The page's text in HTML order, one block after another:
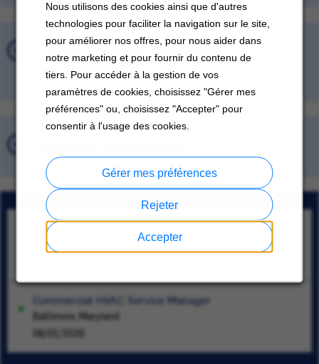
Nous utilisons des cookies ainsi que d'autres
technologies pour faciliter la navigation sur le site,
pour améliorer nos offres, pour nous aider dans
notre marketing et pour fournir du contenu de
tiers. Pour accéder à la gestion de vos
paramètres de cookies, choisissez "Gérer mes
préférences" ou, choisissez "Accepter" pour
consentir à l'usage des cookies.
Accepter
Rejeter
Gérer mes préférences
Offres d'emploi récemment
consultées
Controls Field Engineer
Baltimore, Maryland
Commercial HVAC Service Manager
Baltimore, Maryland
08/01/2026